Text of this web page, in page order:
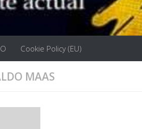
Cookie Policy (EU)
MAAS